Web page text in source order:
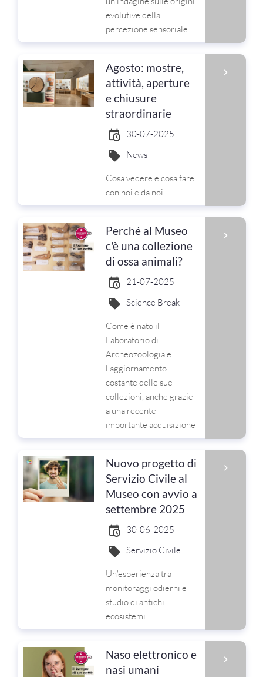
evolutive della
percezione sensoriale
Agosto: mostre,
attività, aperture
e chiusure
straordinarie
30-07-2025
News
Cosa vedere e cosa fare
con noi e da noi
Perché al Museo
c'è una collezione
di ossa animali?
21-07-2025
Science Break
Come è nato il
Laboratorio di
Archeozoologia e
l'aggiornamento
costante delle sue
collezioni, anche grazie
a una recente
importante acquisizione
Nuovo progetto di
Servizio Civile al
Museo con avvio a
settembre 2025
30-06-2025
Servizio Civile
Un'esperienza tra
monitoraggi odierni e
studio di antichi
ecosistemi
Naso elettronico e
nasi umani